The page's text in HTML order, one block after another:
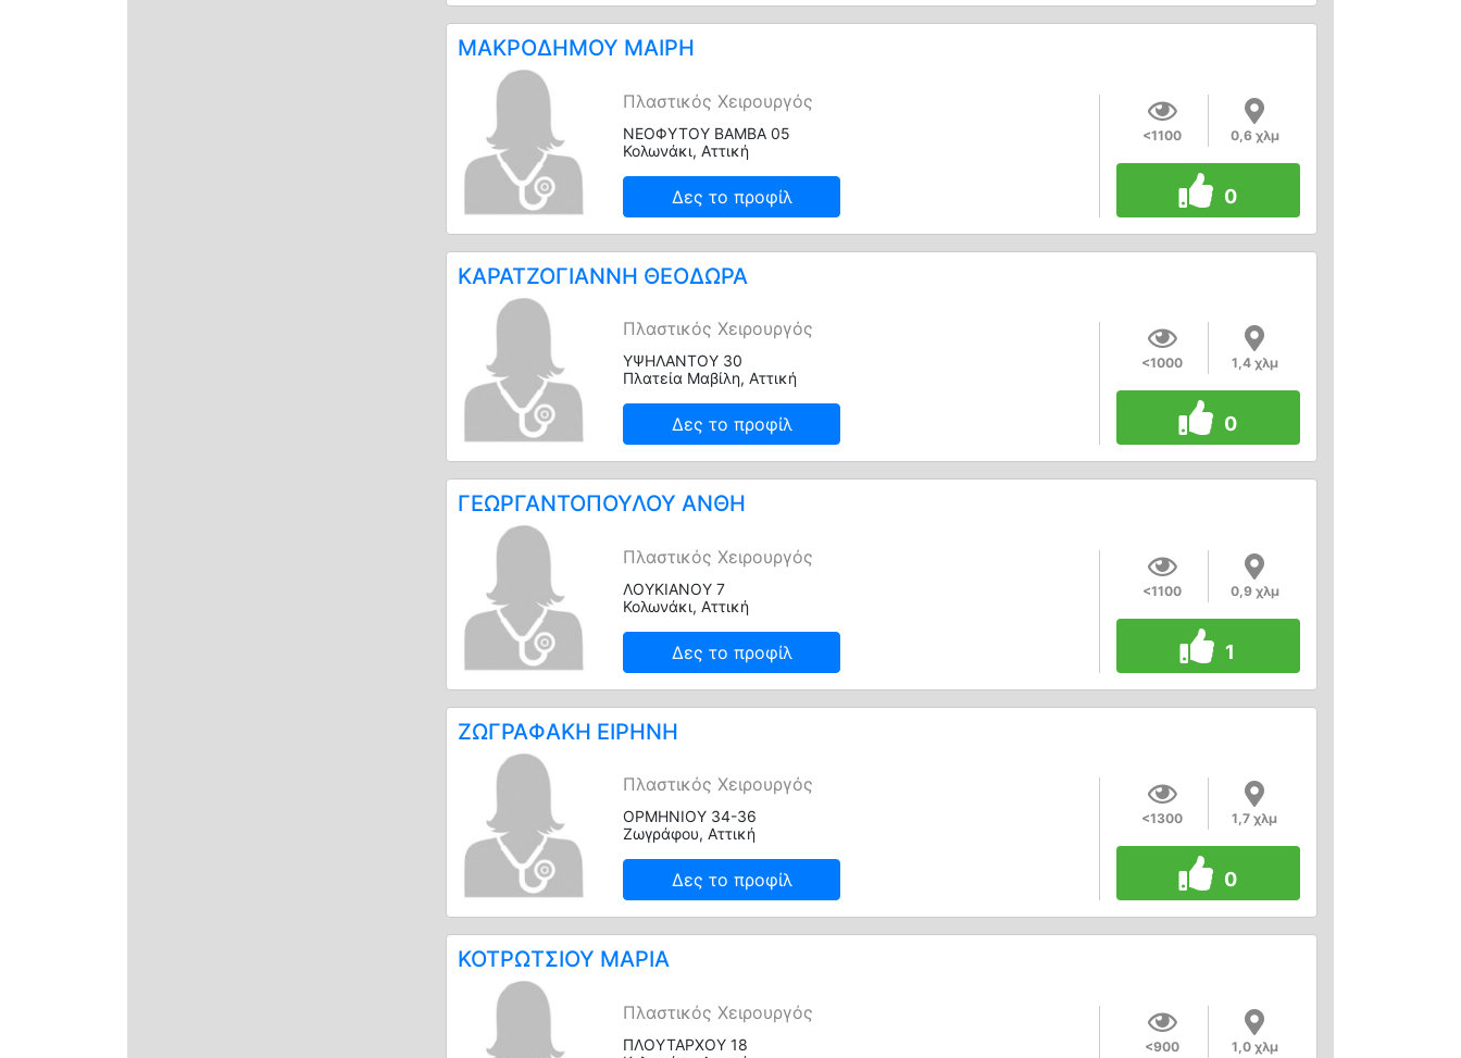
ΜΑΚΡΟΔΗΜΟΥ ΜΑΙΡΗ
Πλαστικός Χειρουργός
ΝΕΟΦΥΤΟΥ ΒΑΜΒΑ 05
Κολωνάκι, Αττική
Δες το προφίλ
<1100 0,6 χλμ
0
ΚΑΡΑΤΖΟΓΙΑΝΝΗ ΘΕΟΔΩΡΑ
Πλαστικός Χειρουργός
ΥΨΗΛΑΝΤΟΥ 30
Πλατεία Μαβίλη, Αττική
Δες το προφίλ
<1000 1,4 χλμ
0
ΓΕΩΡΓΑΝΤΟΠΟΥΛΟΥ ΑΝΘΗ
Πλαστικός Χειρουργός
ΛΟΥΚΙΑΝΟΥ 7
Κολωνάκι, Αττική
Δες το προφίλ
<1100 0,9 χλμ
1
ΖΩΓΡΑΦΑΚΗ ΕΙΡΗΝΗ
Πλαστικός Χειρουργός
ΟΡΜΗΝΙΟΥ 34-36
Ζωγράφου, Αττική
Δες το προφίλ
<1300 1,7 χλμ
0
ΚΟΤΡΩΤΣΙΟΥ ΜΑΡΙΑ
Πλαστικός Χειρουργός
ΠΛΟΥΤΑΡΧΟΥ 18
<900 1,0 χλμ